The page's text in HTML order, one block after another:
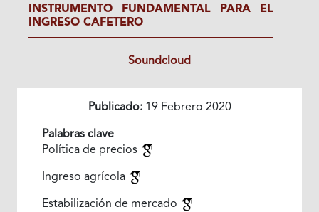
INSTRUMENTO FUNDAMENTAL PARA EL
INGRESO CAFETERO
Soundcloud
Publicado:19 Febrero 2020
Palabras clave
Política de precios
Ingreso agrícola
Estabilización de mercado